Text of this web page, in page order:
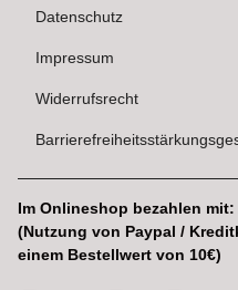
Datenschutz
Impressum
Widerrufsrecht
Im Onlineshop bezahlen mit:
(Nutzung von Paypal /
einem Bestellwert von 10€)